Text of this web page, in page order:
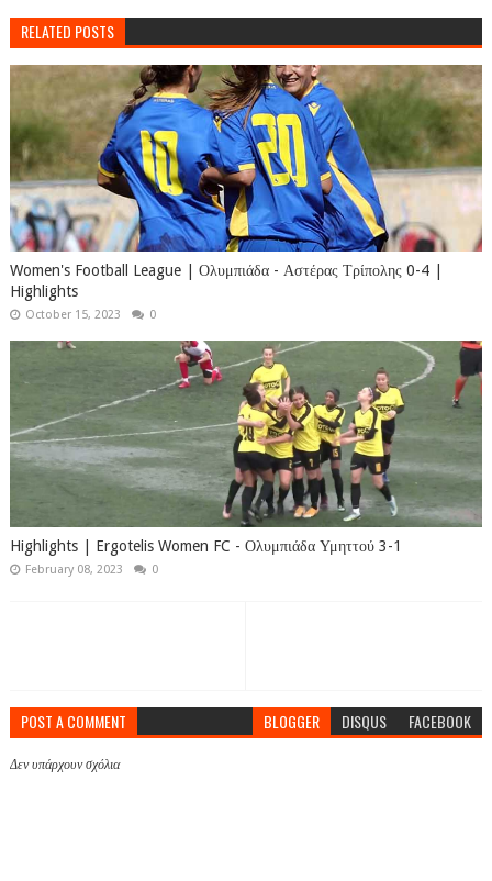
RELATED POSTS
Women's Football League | Ολυμπιάδα - Αστέρας Τρίπολης 0-4 |
Highlights
October 15, 2023 0
Highlights | Ergotelis Women FC - Ολυμπιάδα Υμηττού 3-1
February 08, 2023 0
POST A COMMENT BLOGGER DISQUS FACEBOOK
Δεν υπάρχουν σχόλια